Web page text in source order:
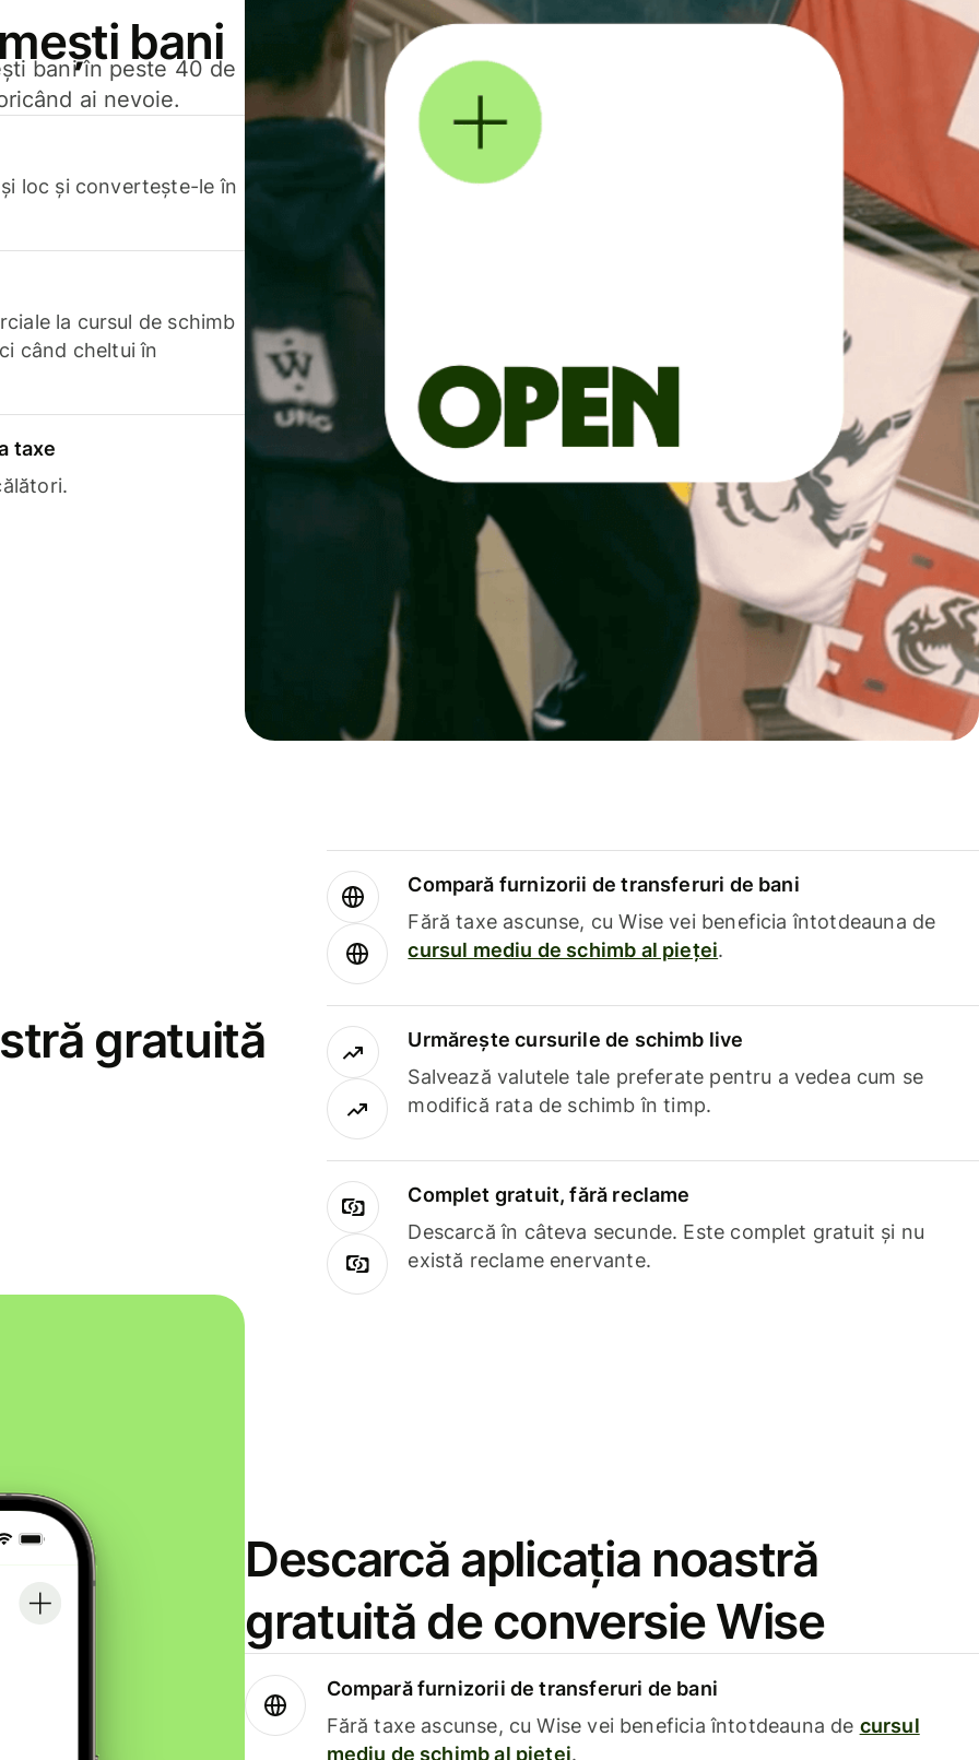
bani
bani în peste 40 de
ai nevoie.
loc și convertește-le în
la cursul de schimb
când cheltui în
taxe
gratuită
Compară furnizorii de transferuri de bani
Fără taxe ascunse, cu Wise vei beneficia întotdeauna de
cursul mediu de schimb al pieței.
Urmărește cursurile de schimb live
Salvează valutele tale preferate pentru a vedea cum se
modifică rata de schimb în timp.
Complet gratuit, fără reclame
Descarcă în câteva secunde. Este complet gratuit și nu
există reclame enervante.
Descarcă aplicația noastră
gratuită de conversie Wise
Compară furnizorii de transferuri de bani
Fără taxe ascunse, cu Wise vei beneficia întotdeauna de cursul
mediu de schimb al pieței.